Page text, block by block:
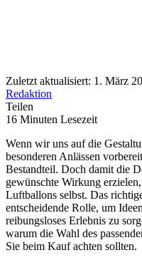
Zuletzt aktualisiert: 1. März
Redaktion
Teilen
16 Minuten Lesezeit
Wenn wir uns auf die
besonderen Anlässen
Bestandteil. Doch damit die
gewünschte Wirkung
Luftballons selbst. Das
entscheidende Rolle, um
reibungsloses Erlebnis zu
warum die Wahl des
Sie beim Kauf achten sollten.